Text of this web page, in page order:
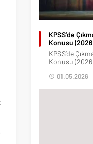
KPSS’de
Konusu
KPSS’de
Konusu
01.05.2026